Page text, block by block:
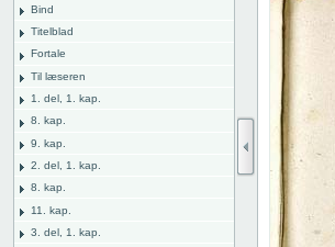
Bind
Titelblad
Fortale
Til læseren
1. del, 1. kap.
8. kap.
9. kap.
2. del, 1. kap.
8. kap.
11. kap.
3. del, 1. kap.